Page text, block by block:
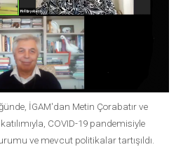
İGAM'dan Metin Çorabatır ve
COVID-19 pandemisiyle
ve mevcut politikalar tartışıldı.